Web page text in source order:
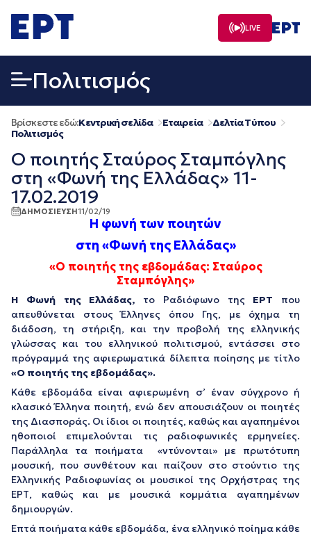
σε
περιεχόμενο
LIVE
Πολιτισμός
Βρίσκεστε εδώ:Κεντρική σελίδα Εταιρεία
Δελτία Τύπου
Πολιτισμός
Ο ποιητής Σταύρος Σταμπόγλης
στη «Φωνή της Ελλάδας» 11-
17.02.2019
ΔΗΜΟΣΙΕΥΣΗ11/02/19
Η φωνή των ποιητών
στη «Φωνή της Ελλάδας»
«Ο ποιητής της εβδομάδας: Σταύρος
Σταμπόγλης»
Η Φωνή της Ελλάδας, το Ραδιόφωνο της ΕΡΤ που
απευθύνεται στους Έλληνες όπου Γης, με όχημα τη
διάδοση, τη στήριξη, και την προβολή της ελληνικής
γλώσσας και του ελληνικού πολιτισμού, εντάσσει στο
πρόγραμμά της αφιερωματικά δίλεπτα ποίησης με τίτλο
«Ο ποιητής της εβδομάδας».
Κάθε εβδομάδα είναι αφιερωμένη σ’ έναν σύγχρονο ή
κλασικό Έλληνα ποιητή, ενώ δεν απουσιάζουν οι ποιητές
της Διασποράς. Οι ίδιοι οι ποιητές, καθώς και αγαπημένοι
ηθοποιοί επιμελούνται τις ραδιοφωνικές ερμηνείες.
Παράλληλα τα ποιήματα «ντύνονται» με πρωτότυπη
μουσική, που συνθέτουν και παίζουν στο στούντιο της
Ελληνικής Ραδιοφωνίας οι μουσικοί της Ορχήστρας της
ΕΡΤ, καθώς και με μουσικά κομμάτια αγαπημένων
δημιουργών.
Επτά ποιήματα κάθε εβδομάδα, ένα ελληνικό ποίημα κάθε